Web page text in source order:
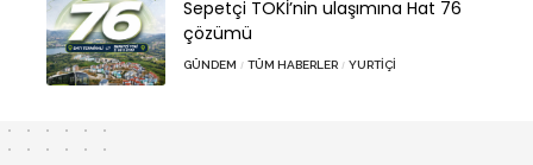
Sepetçi TOKİ’nin ulaşımına Hat 76
çözümü
GÜNDEM TÜM HABERLER YURTIÇI